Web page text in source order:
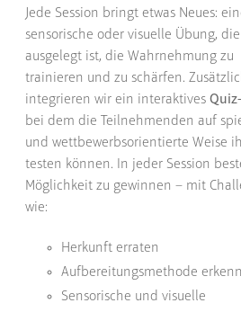
Jede Session bringt etwas Neues:
sensorische oder visuelle Übung,
ausgelegt ist, die Wahrnehmung zu
trainieren und zu schärfen.
integrieren wir ein interaktives
bei dem die Teilnehmenden auf
und wettbewerbsorientierte Weise
testen können. In jeder Session
Möglichkeit zu gewinnen – mit
wie:
Herkunft erraten
Aufbereitungsmethode
Sensorische und visuelle